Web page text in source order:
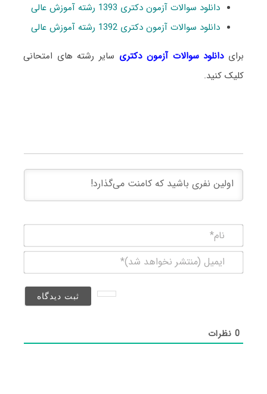
دانلود سوالات آزمون دکتری 1393 رشته آموزش عالی
دانلود سوالات آزمون دکتری 1392 رشته آموزش عالی
برایدانلود سوالات آزمون دکتری سایر رشته های امتحانی
کلیک کنید.
(منتشر
0نظرات